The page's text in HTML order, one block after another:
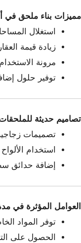
مميزات بناء ملحق في
استغلال
زيادة قيمة
مرونة
توفير حلول
تصاميم حديثة
تصميمات
استخدام
إضافة حدائق
العوامل المؤثرة في
توفر المواد
الحصول على